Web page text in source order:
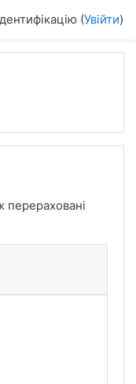
(Увійти)
перераховані